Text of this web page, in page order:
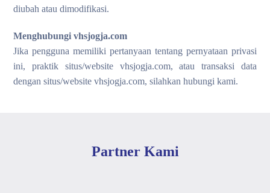
diubah atau dimodifikasi.
Menghubungi vhsjogja.com
Jika pengguna memiliki pertanyaan tentang pernyataan privasi
ini, praktik situs/website vhsjogja.com, atau transaksi data
dengan situs/website vhsjogja.com, silahkan hubungi kami.
Partner Kami